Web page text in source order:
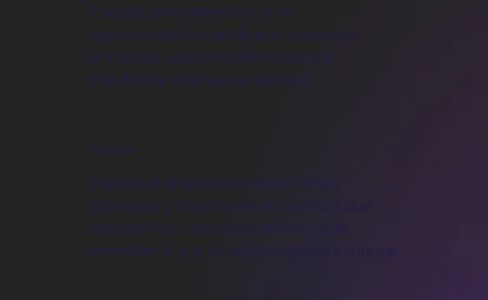
Trabaja directamente con el
subconsciente para liberar creencias
limitantes, patrones heredados y
manifestar una nueva realidad.
Biodescodificación
Explora el origen emocional de tus
dolencias y transforma el conflicto que
está detrás. Una forma amorosa de
entender lo que tu cuerpo quiere expresar.